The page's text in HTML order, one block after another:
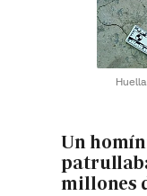
Un
millones